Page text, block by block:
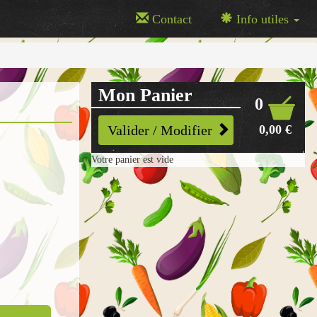
Contact Info utiles
Mon Panier
Valider / Modifier
0
0,00 €
Votre panier est vide